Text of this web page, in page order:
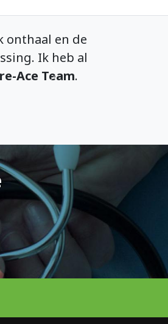
onthaal en de
Ik heb al
Ace Team.
Volgende